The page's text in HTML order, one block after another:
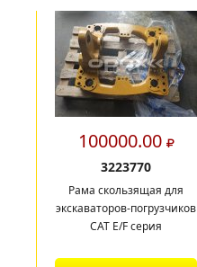
100000.00
3223770
Рама скользящая для
экскаваторов-погрузчиков
CAT E/F серия